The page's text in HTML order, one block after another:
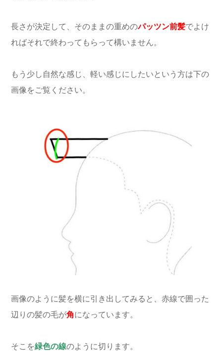
長さが決定して、そのままの重めのパッツン前髪でよけ
ればそれで終わってもらって構いません。
もう少し自然な感じ、軽い感じにしたいという方は下の
画像をご覧ください。
画像のように髪を横に引き出してみると、赤線で囲った
辺りの髪の毛が角になっています。
そこを緑色の線のように切ります。